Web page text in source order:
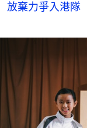
放棄力爭入港隊